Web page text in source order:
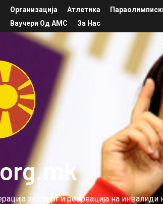
Организација Атлетика
Ваучери Од АМС
За Нас
за спорт и рекреација на